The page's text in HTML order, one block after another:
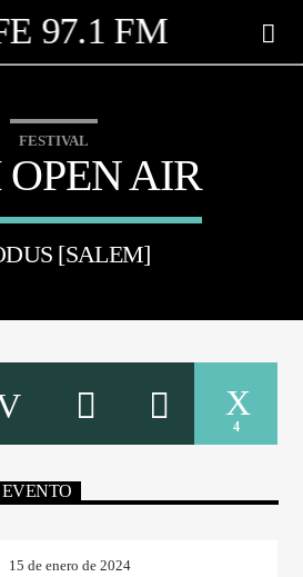
97.1 FM
FESTIVAL
AIR
[SALEM]
4
15 de enero de 2024